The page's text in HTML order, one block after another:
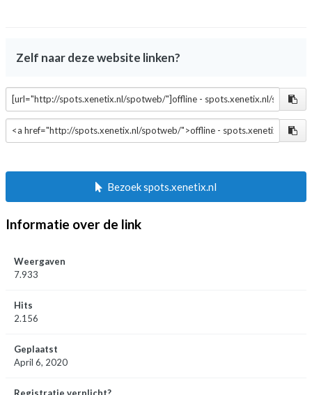
Zelf naar deze website linken?
Bezoek spots.xenetix.nl
Informatie over de link
Weergaven
7.933
Hits
2.156
Geplaatst
April 6, 2020
Registratie verplicht?